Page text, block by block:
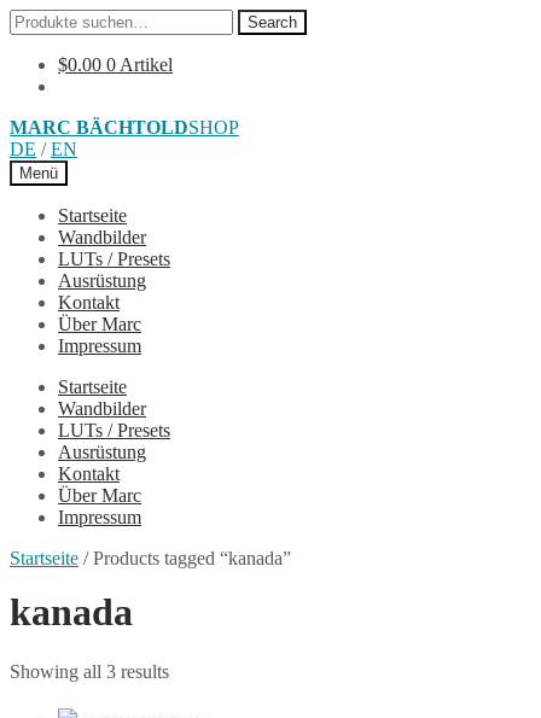
Search
for:
Search
$0.00 0 Artikel
Skip
to
navigation
Skip
to
content
MARC BÄCHTOLDSHOP
DE / EN
Menü
Startseite
Wandbilder
LUTs / Presets
Ausrüstung
Kontakt
Über Marc
Impressum
Startseite
Wandbilder
LUTs / Presets
Ausrüstung
Kontakt
Über Marc
Impressum
Startseite /Products tagged “kanada”
kanada
Showing all 3 results